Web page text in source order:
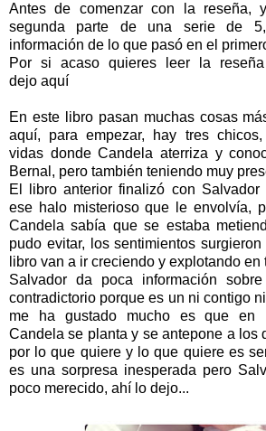
Antes de comenzar con la reseña,
segunda parte de una serie de
información de lo que pasó en el
Por si acaso quieres leer la
dejo aquí
En este libro pasan muchas cosas
aquí, para empezar, hay tres
vidas donde Candela aterriza y
Bernal, pero también teniendo muy
El libro anterior finalizó con Salvador
ese halo misterioso que le envolvía,
Candela sabía que se estaba
pudo evitar, los sentimientos
libro van a ir creciendo y explotando
Salvador da poca información
contradictorio porque es un ni contigo
me ha gustado mucho es que en
Candela se planta y se antepone a los
por lo que quiere y lo que quiere es
es una sorpresa inesperada pero
poco merecido, ahí lo dejo...